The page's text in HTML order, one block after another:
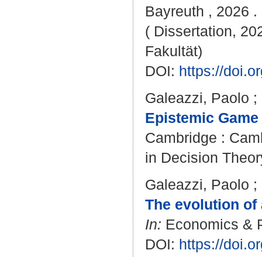
Bayreuth , 2026 .
( Dissertation,
Fakultät)
DOI: https://
Galeazzi, Paolo ;
Epistemic Game
Cambridge :
in Decision
Galeazzi, Paolo ;
The evolution
In: Economics &
DOI: https://